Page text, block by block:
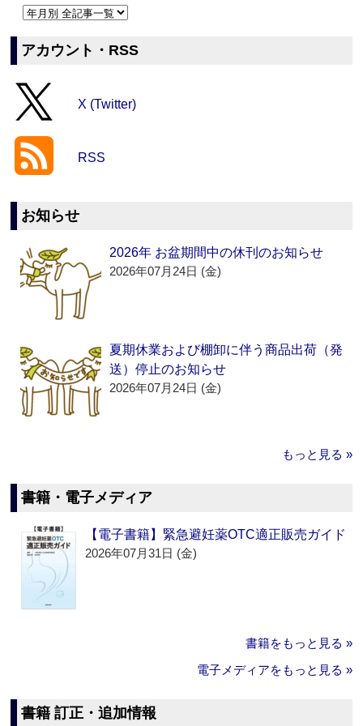
アカウント・RSS
X (Twitter)
RSS
お知らせ
2026年 お盆期間中の休刊のお知らせ
2026年07月24日 (金)
夏期休業および棚卸に伴う商品出荷（発
送）停止のお知らせ
2026年07月24日 (金)
もっと見る »
書籍・電子メディア
【電子書籍】緊急避妊薬OTC適正販売ガイド
2026年07月31日 (金)
書籍をもっと見る »
電子メディアをもっと見る »
書籍 訂正・追加情報